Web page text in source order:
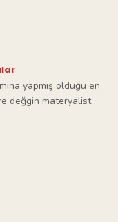
yapmış olduğu en
değgin materyalist